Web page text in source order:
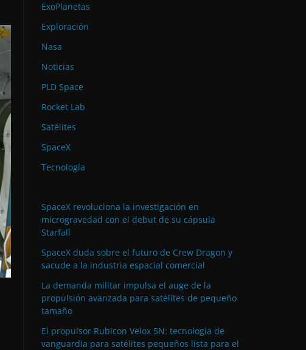
ExoPlanetas
Exploración
Nasa
Noticias
PLD Space
Rocket Lab
Satélites
SpaceX
Tecnología
SpaceX revoluciona la investigación en
microgravedad con el debut de su cápsula
Starfall
SpaceX duda sobre el futuro de Crew Dragon y
sacude a la industria espacial comercial
La demanda militar impulsa el auge de la
propulsión avanzada para satélites de pequeño
tamaño
El propulsor Rubicon Velox 5N: tecnología de
vanguardia para satélites pequeños lista para el